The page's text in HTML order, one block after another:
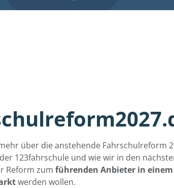
über die anstehende Fahrschulreform
123fahrschule und wie wir in den
Reform zum führenden Anbieter in einem
werden wollen.